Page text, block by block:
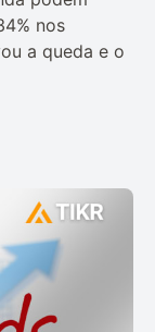
nos
a queda e o